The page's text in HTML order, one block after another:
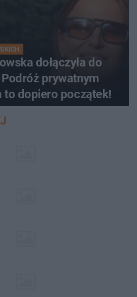
dołączyła do
prywatnym
to dopiero początek!